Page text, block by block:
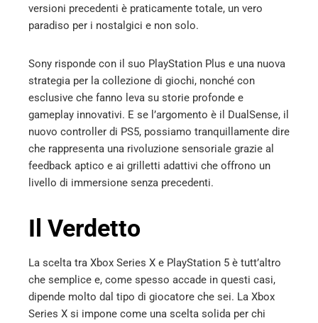
versioni precedenti è praticamente totale, un vero
paradiso per i nostalgici e non solo.
Sony risponde con il suo PlayStation Plus e una nuova
strategia per la collezione di giochi, nonché con
esclusive che fanno leva su storie profonde e
gameplay innovativi. E se l’argomento è il DualSense, il
nuovo controller di PS5, possiamo tranquillamente dire
che rappresenta una rivoluzione sensoriale grazie al
feedback aptico e ai grilletti adattivi che offrono un
livello di immersione senza precedenti.
Il Verdetto
La scelta tra Xbox Series X e PlayStation 5 è tutt’altro
che semplice e, come spesso accade in questi casi,
dipende molto dal tipo di giocatore che sei. La Xbox
Series X si impone come una scelta solida per chi